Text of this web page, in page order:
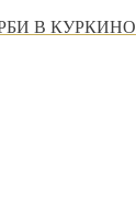
В КУРКИНО